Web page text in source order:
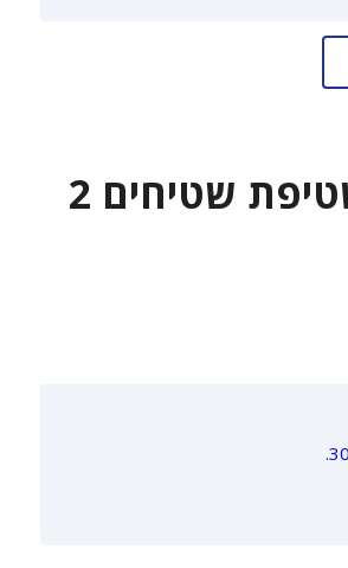
שטיחים 2